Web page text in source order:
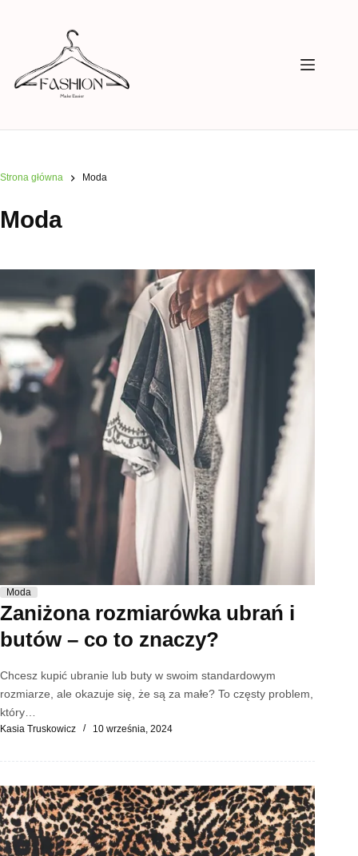
Strona główna Moda
Moda
Moda
Zaniżona rozmiarówka ubrań i
butów – co to znaczy?
Chcesz kupić ubranie lub buty w swoim standardowym
rozmiarze, ale okazuje się, że są za małe? To częsty problem,
który…
Kasia Truskowicz 10 września, 2024